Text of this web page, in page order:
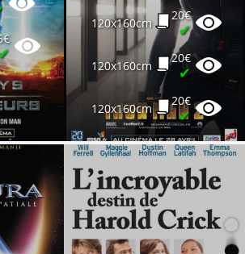
120x160cm
20€
✔
120x160cm
20€
✔
120x160cm
20€
✔